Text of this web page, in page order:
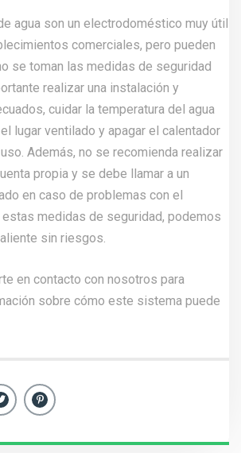
agua son un electrodoméstico muy útil
comerciales, pero pueden
se toman las medidas de seguridad
realizar una instalación y
cuidar la temperatura del agua
lugar ventilado y apagar el calentador
Además, no se recomienda realizar
propia y se debe llamar a un
en caso de problemas con el
estas medidas de seguridad, podemos
sin riesgos.
en contacto con nosotros para
sobre cómo este sistema puede